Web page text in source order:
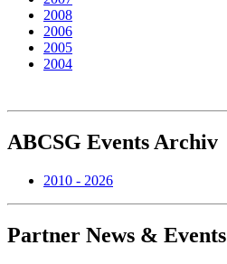
2008
2006
2005
2004
ABCSG Events Archiv
2010 - 2026
Partner News & Events